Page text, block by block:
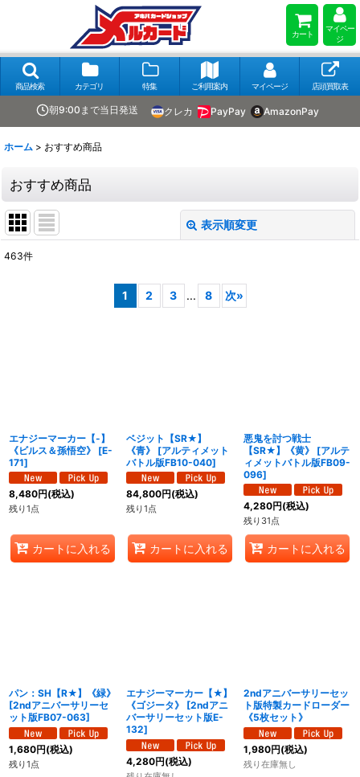
カート
マイペー
ジ
商品検索 カテゴリ 特集 ご利用案内 マイページ 店頭買取表
朝9:00まで当日発送 クレカ PayPay AmazonPay
ホーム > おすすめ商品
おすすめ商品
表示順変更
463件
1 2 3 ... 8 次»
エナジーマーカー【-】
《ビルス＆孫悟空》
[E-
171]
8,480円(税込)
残り1点
カートに入れる
ベジット【SR★】
《青》
[アルティメット
バトル版FB10-040]
84,800円(税込)
残り1点
カートに入れる
悪鬼を討つ戦士
【SR★】《黄》
[アルテ
ィメットバトル版FB09-
096]
4,280円(税込)
残り31点
カートに入れる
パン：SH【R★】《緑》
[2ndアニバーサリーセ
ット版FB07-063]
1,680円(税込)
残り1点
エナジーマーカー【★】
《ゴジータ》
[2ndアニ
バーサリーセット版E-
132]
4,280円(税込)
2ndアニバーサリーセッ
ト版特製カードローダー
《5枚セット》
1,980円(税込)
残り在庫無し